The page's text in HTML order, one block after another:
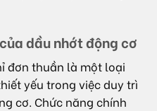
dầu nhớt động cơ
đơn thuần là một loại
yếu trong việc duy trì
cơ. Chức năng chính